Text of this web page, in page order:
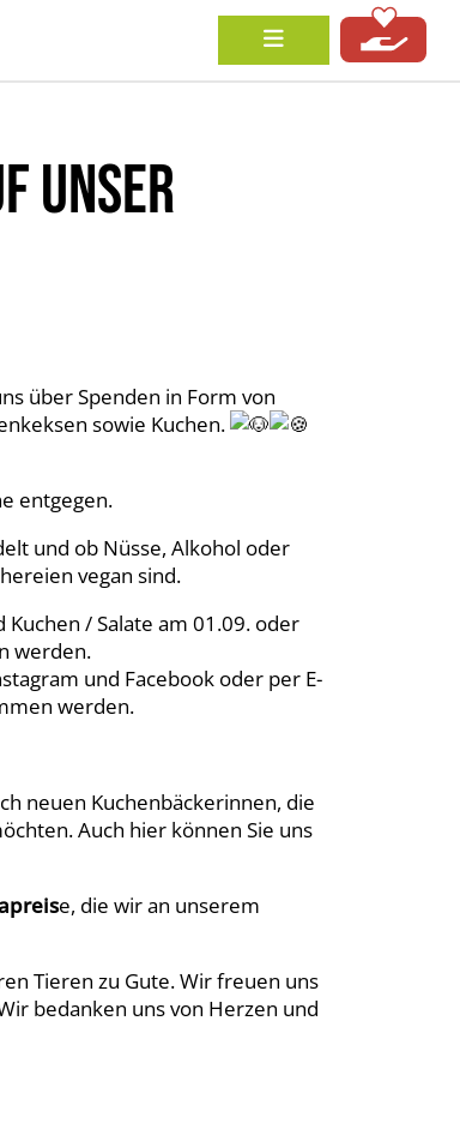
UNSER
über Spenden in Form von
sowie Kuchen.
entgegen.
und ob Nüsse, Alkohol oder
vegan sind.
/ Salate am 01.09. oder
werden.
und Facebook oder per E-
werden.
neuen Kuchenbäckerinnen, die
Auch hier können Sie uns
e, die wir an unserem
Tieren zu Gute. Wir freuen uns
bedanken uns von Herzen und